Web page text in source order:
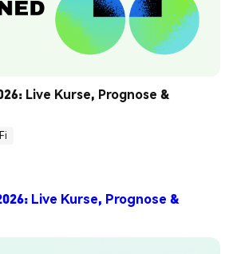
Live Kurse, Prognose &
Live Kurse, Prognose &